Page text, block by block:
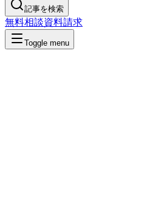
記事を検索
無料相談資料請求
Toggle menu